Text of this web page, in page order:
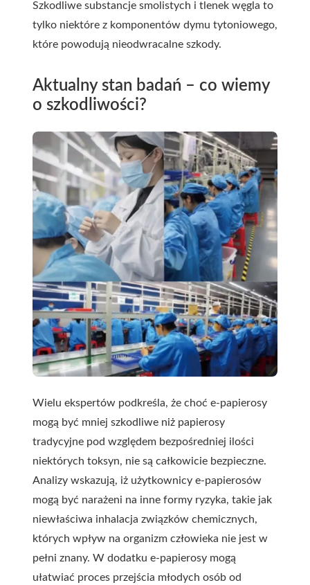
Szkodliwe substancje smolistych i tlenek węgla to
tylko niektóre z komponentów dymu tytoniowego,
które powodują nieodwracalne szkody.
Aktualny stan badań – co wiemy
o szkodliwości?
Wielu ekspertów podkreśla, że choć e-papierosy
mogą być mniej szkodliwe niż papierosy
tradycyjne pod względem bezpośredniej ilości
niektórych toksyn, nie są całkowicie bezpieczne.
Analizy wskazują, iż użytkownicy e-papierosów
mogą być narażeni na inne formy ryzyka, takie jak
niewłaściwa inhalacja związków chemicznych,
których wpływ na organizm człowieka nie jest w
pełni znany. W dodatku e-papierosy mogą
ułatwiać proces przejścia młodych osób od